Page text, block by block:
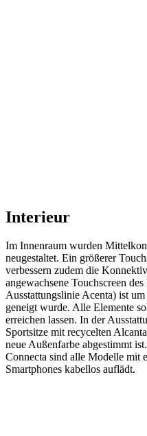
Interieur
Im Innenraum wurden
neugestaltet. Ein größerer
verbessern zudem die
angewachsene Touchscreen
Ausstattungslinie Acenta) ist
geneigt wurde. Alle Elemente
erreichen lassen. In der
Sportsitze mit recycelten
neue Außenfarbe abgestimmt
Connecta sind alle Modelle mit
Smartphones kabellos auflädt.